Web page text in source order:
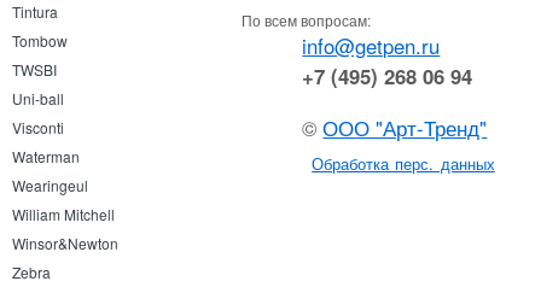
Tintura
Tombow
TWSBI
Uni-ball
Visconti
Waterman
Wearingeul
William Mitchell
Winsor&Newton
Zebra
По всем вопросам:
info@getpen.ru
+7 (495) 268 06 94
©ООО "Арт-Тренд"
Обработка перс. данных